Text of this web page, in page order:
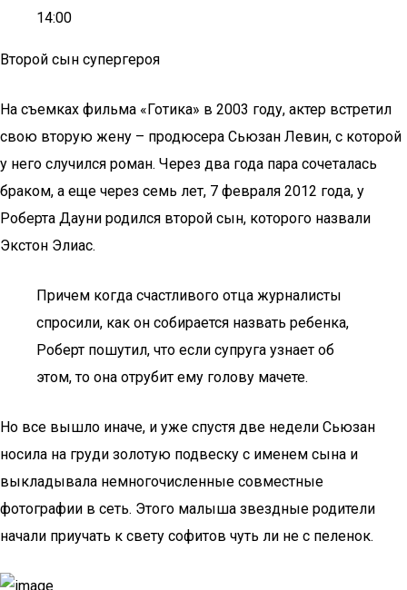
14:00
Второй сын супергероя
На съемках фильма «Готика» в 2003 году, актер встретил
свою вторую жену – продюсера Сьюзан Левин, с которой
у него случился роман. Через два года пара сочеталась
браком, а еще через семь лет, 7 февраля 2012 года, у
Роберта Дауни родился второй сын, которого назвали
Экстон Элиас.
Причем когда счастливого отца журналисты
спросили, как он собирается назвать ребенка,
Роберт пошутил, что если супруга узнает об
этом, то она отрубит ему голову мачете.
Но все вышло иначе, и уже спустя две недели Сьюзан
носила на груди золотую подвеску с именем сына и
выкладывала немногочисленные совместные
фотографии в сеть. Этого малыша звездные родители
начали приучать к свету софитов чуть ли не с пеленок.